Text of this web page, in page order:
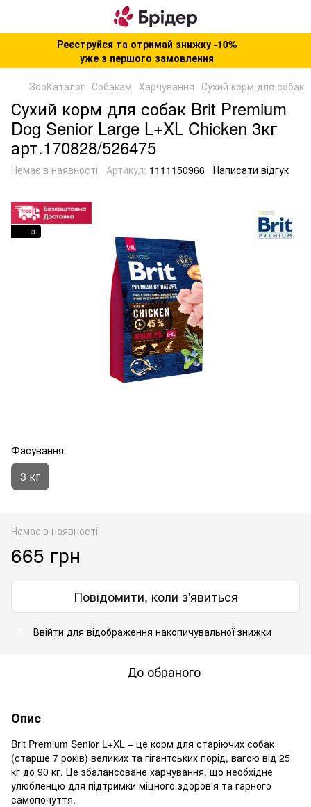
Реєструйся та отримай знижку -10%
уже з першого замовлення
ЗооКаталог Собакам Харчування Сухий корм для собак
Сухий корм для собак Brit Premium
Dog Senior Large L+XL Chicken 3кг
арт.170828/526475
Немає в наявності Артикул: 1111150966 Написати відгук
3
Фасування
3 кг
Немає в наявності
665 грн
Повідомити, коли з'явиться
Ввійти для відображення накопичувальної знижки
До обраного
Опис
Brit Premium Senior L+XL – це корм для старіючих собак
(старше 7 років) великих та гігантських порід, вагою від 25
кг до 90 кг. Це збалансоване харчування, що необхідне
улюбленцю для підтримки міцного здоров'я та гарного
самопочуття.